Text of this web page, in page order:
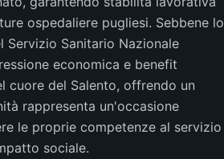
ospedaliere pugliesi. Sebbene lo
Sanitario Nazionale
economica e benefit
cuore del Salento, offrendo un
rappresenta un'occasione
le proprie competenze al servizio
sociale.